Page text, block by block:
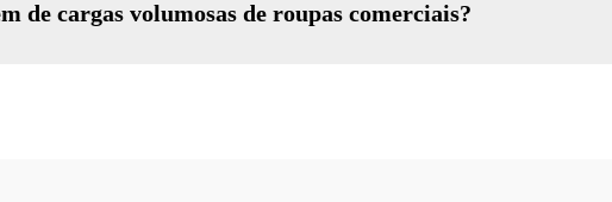
de cargas volumosas de roupas comerciais?